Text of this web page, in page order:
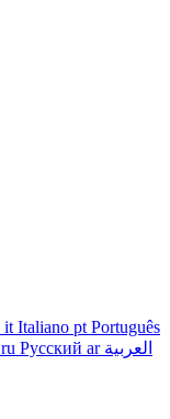
it Italiano pt Português
ru Русский ar العربية